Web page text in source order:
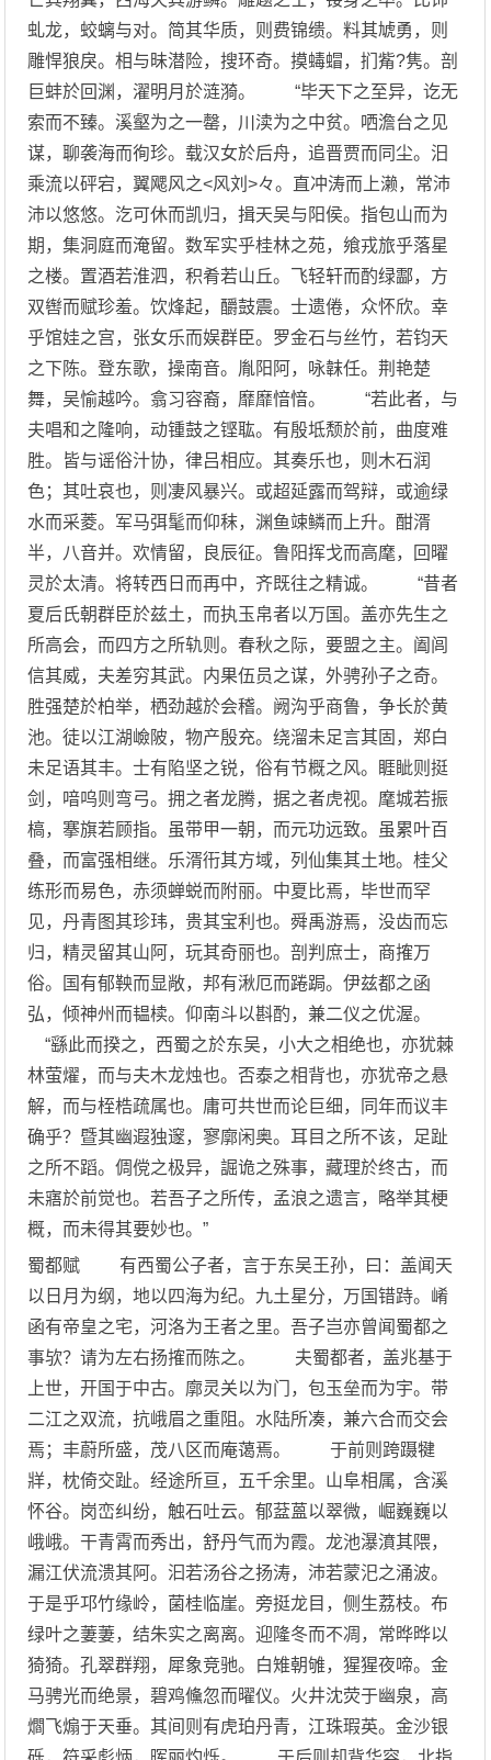
虬龙，蛟螭与对。简其华质，则费锦缋。料其虓勇，则
雕悍狼戾。相与昧潜险，搜环奇。摸蝳蝐，扪觜?隽。剖
巨蚌於回渊，濯明月於涟漪。 “毕天下之至异，讫无
索而不臻。溪壑为之一罄，川渎为之中贫。哂澹台之见
谋，聊袭海而徇珍。载汉女於后舟，追晋贾而同尘。汨
乘流以砰宕，翼飔风之<风刘>々。直冲涛而上濑，常沛
沛以悠悠。汔可休而凯归，揖天吴与阳侯。指包山而为
期，集洞庭而淹留。数军实乎桂林之苑，飨戎旅乎落星
之楼。置酒若淮泗，积肴若山丘。飞轻轩而酌绿酃，方
双辔而赋珍羞。饮烽起，釂鼓震。士遗倦，众怀欣。幸
乎馆娃之宫，张女乐而娱群臣。罗金石与丝竹，若钧天
之下陈。登东歌，操南音。胤阳阿，咏韎任。荆艳楚
舞，吴愉越吟。翕习容裔，靡靡愔愔。 “若此者，与
夫唱和之隆响，动锺鼓之铿耾。有殷坻颓於前，曲度难
胜。皆与谣俗汁协，律吕相应。其奏乐也，则木石润
色；其吐哀也，则凄风暴兴。或超延露而驾辩，或逾绿
水而采菱。军马弭髦而仰秣，渊鱼竦鳞而上升。酣湑
半，八音并。欢情留，良辰征。鲁阳挥戈而高麾，回曜
灵於太清。将转西日而再中，齐既往之精诚。 “昔者
夏后氏朝群臣於兹土，而执玉帛者以万国。盖亦先生之
所高会，而四方之所轨则。春秋之际，要盟之主。阖闾
信其威，夫差穷其武。内果伍员之谋，外骋孙子之奇。
胜强楚於柏举，栖劲越於会稽。阙沟乎商鲁，争长於黄
池。徒以江湖嶮陂，物产殷充。绕溜未足言其固，郑白
未足语其丰。士有陷坚之锐，俗有节概之风。睚眦则挺
剑，喑呜则弯弓。拥之者龙腾，据之者虎视。麾城若振
槁，搴旗若顾指。虽带甲一朝，而元功远致。虽累叶百
叠，而富强相继。乐湑衎其方域，列仙集其土地。桂父
练形而易色，赤须蝉蜕而附丽。中夏比焉，毕世而罕
见，丹青图其珍玮，贵其宝利也。舜禹游焉，没齿而忘
归，精灵留其山阿，玩其奇丽也。剖判庶士，商搉万
俗。国有郁鞅而显敞，邦有湫厄而踡跼。伊兹都之函
弘，倾神州而韫椟。仰南斗以斟酌，兼二仪之优渥。
“繇此而揆之，西蜀之於东吴，小大之相绝也，亦犹棘
林萤燿，而与夫木龙烛也。否泰之相背也，亦犹帝之悬
解，而与桎梏疏属也。庸可共世而论巨细，同年而议丰
确乎？暨其幽遐独邃，寥廓闲奥。耳目之所不该，足趾
之所不蹈。倜傥之极异，誳诡之殊事，藏理於终古，而
未寤於前觉也。若吾子之所传，孟浪之遗言，略举其梗
概，而未得其要妙也。”
蜀都赋 有西蜀公子者，言于东吴王孙，曰：盖闻天
以日月为纲，地以四海为纪。九土星分，万国错跱。崤
函有帝皇之宅，河洛为王者之里。吾子岂亦曾闻蜀都之
事欤？请为左右扬搉而陈之。 夫蜀都者，盖兆基于
上世，开国于中古。廓灵关以为门，包玉垒而为宇。带
二江之双流，抗峨眉之重阻。水陆所凑，兼六合而交会
焉；丰蔚所盛，茂八区而庵蔼焉。 于前则跨蹑犍
牂，枕倚交趾。经途所亘，五千余里。山阜相属，含溪
怀谷。岗峦纠纷，触石吐云。郁葐蒕以翠微，崛巍巍以
峨峨。干青霄而秀出，舒丹气而为霞。龙池瀑濆其隈，
漏江伏流溃其阿。汩若汤谷之扬涛，沛若蒙汜之涌波。
于是乎邛竹缘岭，菌桂临崖。旁挺龙目，侧生荔枝。布
绿叶之萋萋，结朱实之离离。迎隆冬而不凋，常晔晔以
猗猗。孔翠群翔，犀象竞驰。白雉朝雊，猩猩夜啼。金
马骋光而绝景，碧鸡儵忽而曜仪。火井沈荧于幽泉，高
爓飞煽于天垂。其间则有虎珀丹青，江珠瑕英。金沙银